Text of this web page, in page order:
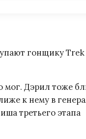
гонщику
мог. Дэрил тоже
к нему в
третьего этапа